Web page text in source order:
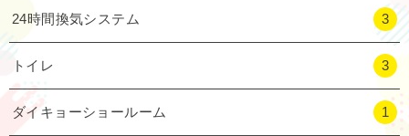
24時間換気システム 3
トイレ 3
ダイキョーショールーム 1